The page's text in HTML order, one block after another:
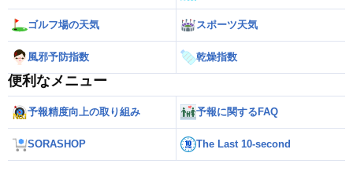
ゴルフ場の天気 スポーツ天気
風邪予防指数 乾燥指数
便利なメニュー
予報精度向上の取り組み 予報に関するFAQ
SORASHOP The Last 10-second